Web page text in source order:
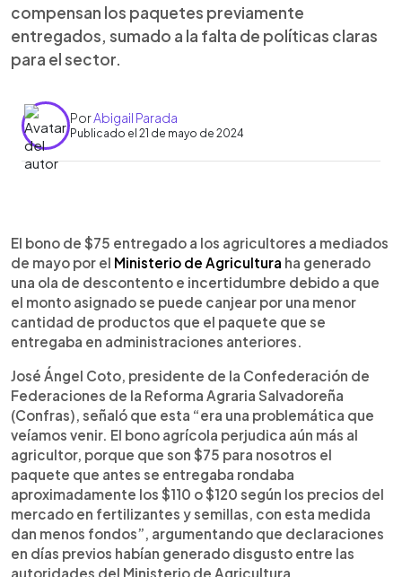
compensan los paquetes previamente
entregados, sumado a la falta de políticas claras
para el sector.
PorAbigail Parada
Publicado el 21 de mayo de 2024
Escuchar artículo
El bono de $75 entregado a los agricultores a mediados
de mayo por el Ministerio de Agricultura ha generado
una ola de descontento e incertidumbre debido a que
el monto asignado se puede canjear por una menor
cantidad de productos que el paquete que se
entregaba en administraciones anteriores.
José Ángel Coto, presidente de la Confederación de
Federaciones de la Reforma Agraria Salvadoreña
(Confras), señaló que esta “era una problemática que
veíamos venir. El bono agrícola perjudica aún más al
agricultor, porque que son $75 para nosotros el
paquete que antes se entregaba rondaba
aproximadamente los $110 o $120 según los precios del
mercado en fertilizantes y semillas, con esta medida
dan menos fondos”, argumentando que declaraciones
en días previos habían generado disgusto entre las
autoridades del Ministerio de Agricultura.